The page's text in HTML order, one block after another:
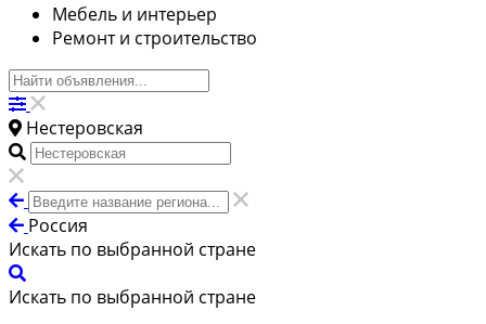
Мебель и интерьер
Ремонт и строительство
Нестеровская
Россия
Искать по выбранной стране
Искать по выбранной стране